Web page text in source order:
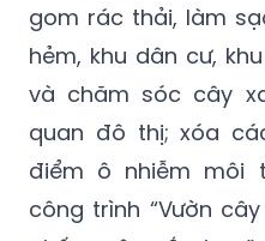
gom rác thải, làm
hẻm, khu dân cư,
và chăm sóc cây
quan đô thị; xóa
điểm ô nhiễm môi
công trình “Vườn